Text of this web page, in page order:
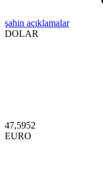
şahin açıklamalar
DOLAR
47,5952
EURO